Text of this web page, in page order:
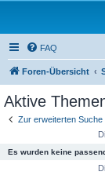
FAQ
Foren-Übersicht
Aktive
Zur erweiterten Suche
Es wurden keine